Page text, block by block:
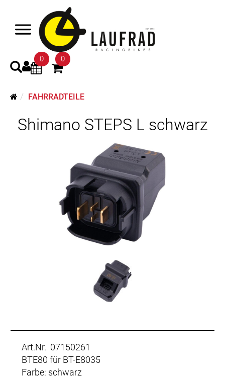
0 0
FAHRRADTEILE
Shimano STEPS L schwarz
Art.Nr. 07150261
BTE80 für BT-E8035
Farbe: schwarz